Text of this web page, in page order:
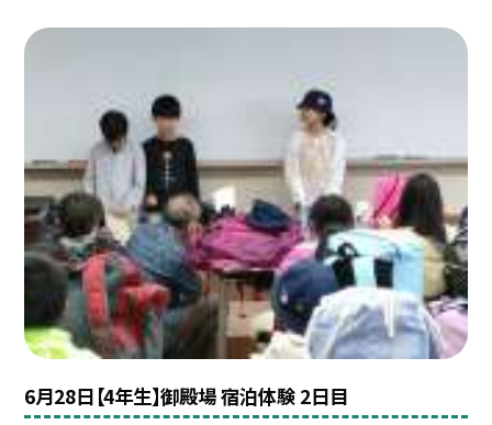
6月28日【4年生】御殿場 宿泊体験 2日目